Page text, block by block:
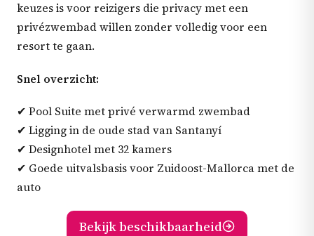
keuzes is voor reizigers die privacy met een
privézwembad willen zonder volledig voor een
resort te gaan.
Snel overzicht:
✔ Pool Suite met privé verwarmd zwembad
✔ Ligging in de oude stad van Santanyí
✔ Designhotel met 32 kamers
✔ Goede uitvalsbasis voor Zuidoost-Mallorca met de
auto
Bekijk beschikbaarheid